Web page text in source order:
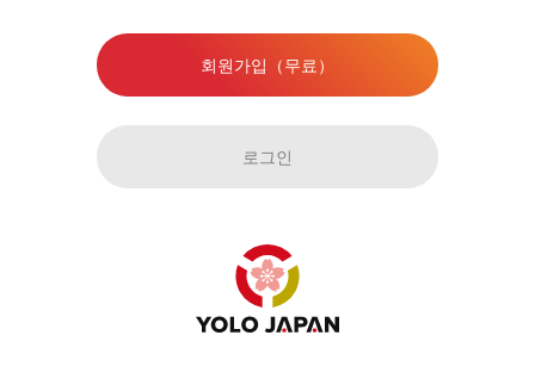
회원가입（무료）
로그인